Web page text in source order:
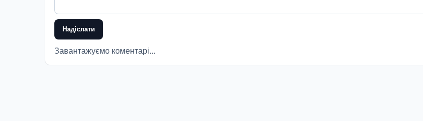
Надіслати
Завантажуємо коментарі...